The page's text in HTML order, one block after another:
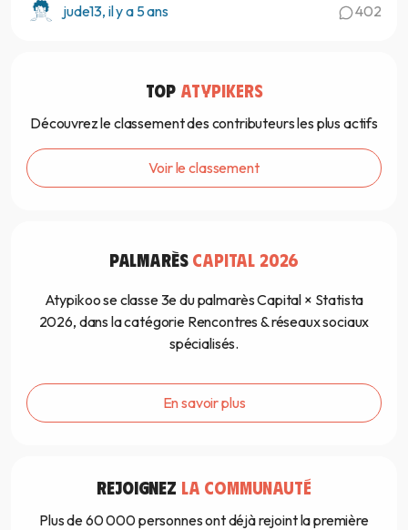
jude13, il y a 5 ans 402
TOP ATYPIKERS
Découvrez le classement des contributeurs les plus actifs
Voir le classement
PALMARÈS CAPITAL 2026
Atypikoo se classe 3e du palmarès Capital × Statista
2026, dans la catégorie Rencontres & réseaux sociaux
spécialisés.
En savoir plus
REJOIGNEZ LA COMMUNAUTÉ
Plus de 60 000 personnes ont déjà rejoint la première